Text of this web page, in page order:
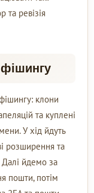
та ревізія
клони
та куплені
У хід йдуть
розширення та
Далі йдемо за
пошти, потім